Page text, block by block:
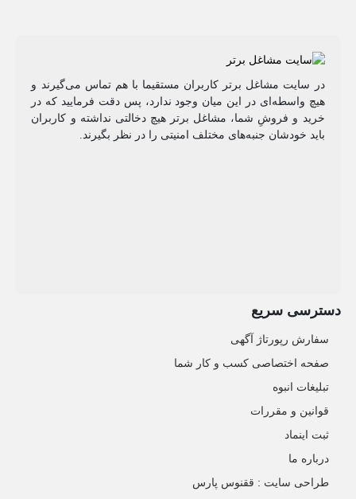
در سایت مشاغل برتر کاربران مستقیما با هم تماس می‌گیرند و
هیچ واسطه‌ای در این میان وجود ندارد، پس دقت فرمایید که در
خرید و فروشِ شما، مشاغل برتر هیچ دخالتی نداشته و کاربران
باید خودشان جنبه‌های مختلف امنیتی را در نظر بگیرند.
دسترسی سریع
سفارش رپورتاژ آگهی
صفحه اختصاصی کسب و کار شما
تبلیغات انبوه
قوانین و مقررات
ثبت اینماد
درباره ما
طراحی سایت : ققنوس پارس